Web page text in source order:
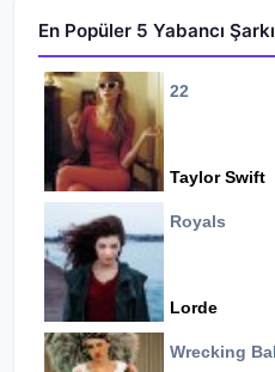
En Popüler 5 Yabancı Şarkı
22
Taylor Swift
Royals
Lorde
Wrecking Ball